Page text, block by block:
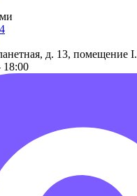
д. 13, помещение I.